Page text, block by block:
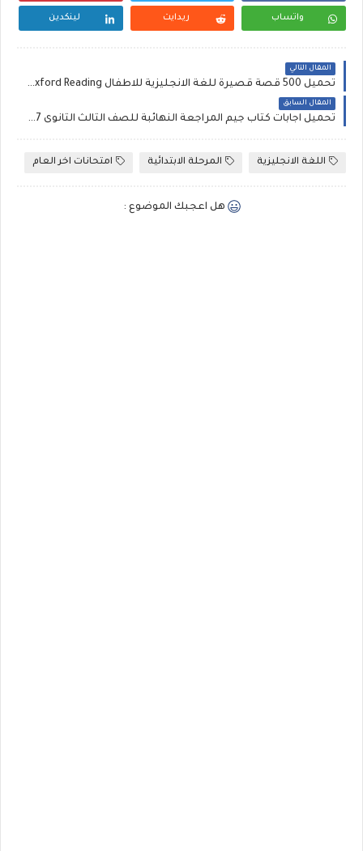
واتساب ريدايت لينكدين
المقال التالي
تحميل 500 قصة قصيرة للغة الانجليزية للاطفال Short Stories for KIDS Oxford Reading
المقال السابق
تحميل اجابات كتاب جيم المراجعة النهائبة للصف الثالث الثانوى 2017 Gem Final Revision
اللغة الانجليزية المرحلة الابتدائية امتحانات اخر العام
هل اعجبك الموضوع :